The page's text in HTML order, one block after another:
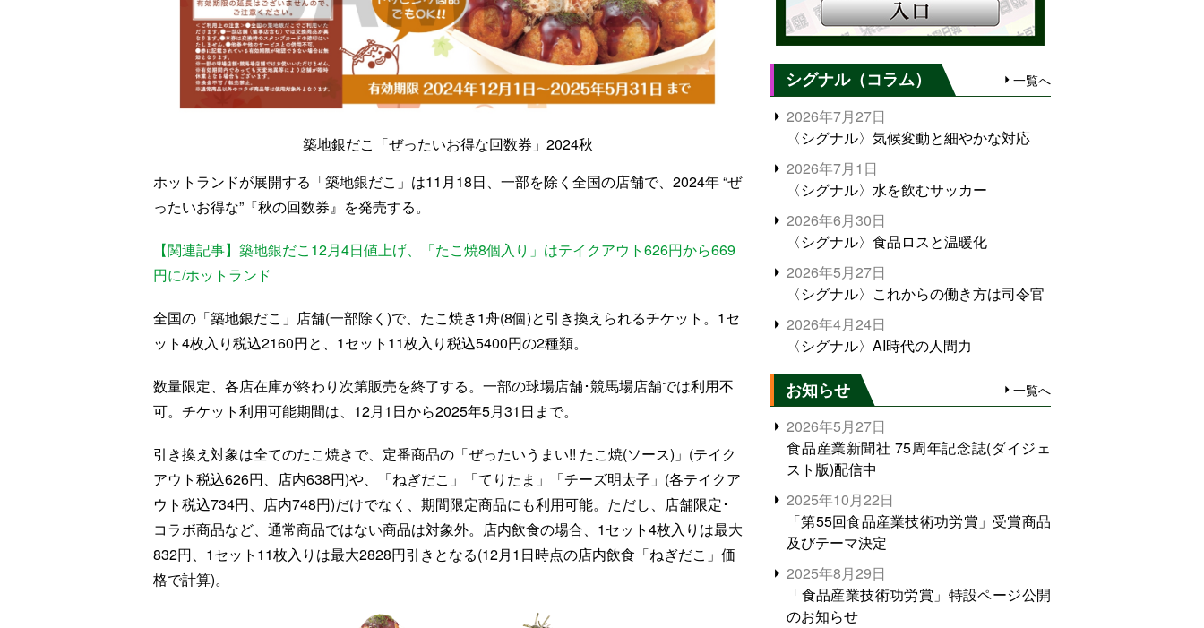
築地銀だこ「ぜったいお得な回数券」2024秋
ホットランドが展開する「築地銀だこ」は11月18日、一部を除く全国の店舗で、2024年 “ぜ
ったいお得な”『秋の回数券』を発売する。
【関連記事】築地銀だこ12月4日値上げ、「たこ焼8個入り」はテイクアウト626円から669
円に/ホットランド
全国の「築地銀だこ」店舗(一部除く)で、たこ焼き1舟(8個)と引き換えられるチケット。1セ
ット4枚入り税込2160円と、1セット11枚入り税込5400円の2種類。
数量限定、各店在庫が終わり次第販売を終了する。一部の球場店舗･競馬場店舗では利用不
可。チケット利用可能期間は、12月1日から2025年5月31日まで。
引き換え対象は全てのたこ焼きで、定番商品の「ぜったいうまい!! たこ焼(ソース)」(テイク
アウト税込626円、店内638円)や、「ねぎだこ」「てりたま」「チーズ明太子」(各テイクア
ウト税込734円、店内748円)だけでなく、期間限定商品にも利用可能。ただし、店舗限定･
コラボ商品など、通常商品ではない商品は対象外。店内飲食の場合、1セット4枚入りは最大
832円、1セット11枚入りは最大2828円引きとなる(12月1日時点の店内飲食「ねぎだこ」価
格で計算)。
シグナル（コラム） 一覧へ
2026年7月27日
〈シグナル〉気候変動と細やかな対応
2026年7月1日
〈シグナル〉水を飲むサッカー
2026年6月30日
〈シグナル〉食品ロスと温暖化
2026年5月27日
〈シグナル〉これからの働き方は司令官
2026年4月24日
〈シグナル〉AI時代の人間力
お知らせ 一覧へ
2026年5月27日
食品産業新聞社 75周年記念誌(ダイジェ
スト版)配信中
2025年10月22日
「第55回食品産業技術功労賞」受賞商品
及びテーマ決定
2025年8月29日
「食品産業技術功労賞」特設ページ公開
のお知らせ